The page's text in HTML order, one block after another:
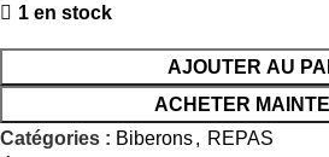
1 en stock
AJOUTER AU
ACHETER
Catégories : Biberons, REPAS